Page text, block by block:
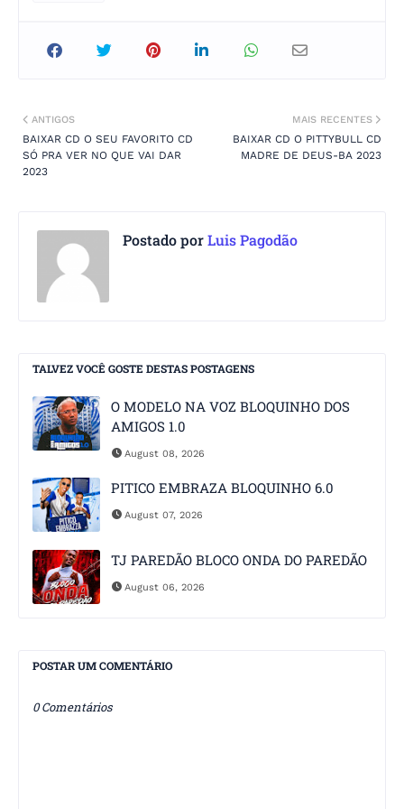
MAIS RECENTES
BAIXAR CD O PITTYBULL CD
MADRE DE DEUS-BA 2023
ANTIGOS
BAIXAR CD O SEU FAVORITO CD
SÓ PRA VER NO QUE VAI DAR
2023
Postado porLuis Pagodão
TALVEZ VOCÊ GOSTE DESTAS POSTAGENS
O MODELO NA VOZ BLOQUINHO DOS
AMIGOS 1.0
August 08, 2026
PITICO EMBRAZA BLOQUINHO 6.0
August 07, 2026
TJ PAREDÃO BLOCO ONDA DO PAREDÃO
August 06, 2026
POSTAR UM COMENTÁRIO
0 Comentários